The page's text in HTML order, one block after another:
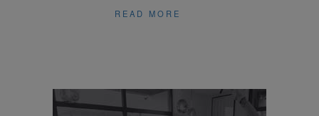
READ MORE